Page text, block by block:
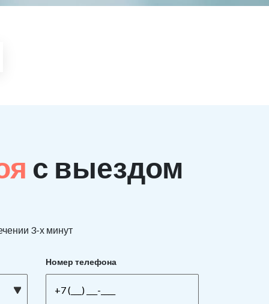
с выездом
3-х минут
Номер телефона